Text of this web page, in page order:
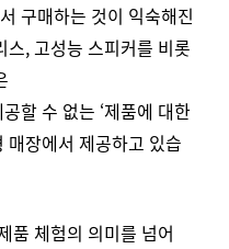
구매하는 것이 익숙해진
, 고성능 스피커를 비롯
할 수 없는 ‘제품에 대한
매장에서 제공하고 있습
품 체험의 의미를 넘어